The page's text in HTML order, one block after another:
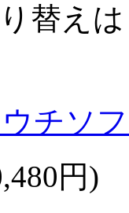
替え
チソ
円)